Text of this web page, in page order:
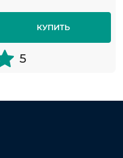
КУПИТЬ
5